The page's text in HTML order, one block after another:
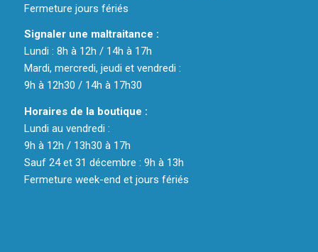
Fermeture jours fériés
Signaler une maltraitance :
Lundi : 8h à 12h / 14h à 17h
Mardi, mercredi, jeudi et vendredi :
9h à 12h30 / 14h à 17h30
Horaires de la boutique :
Lundi au vendredi :
9h à 12h / 13h30 à 17h
Sauf 24 et 31 décembre : 9h à 13h
Fermeture week-end et jours fériés